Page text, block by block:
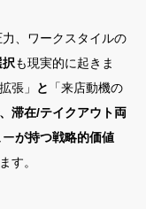
、ワークスタイルの
も現実的に起きま
張」
と
「来店動機の
滞在/テイクアウト両
が持つ戦略的価値
す。